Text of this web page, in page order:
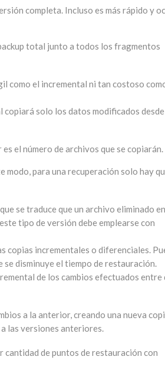
completa. Incluso es más rápido y
total junto a todos los fragmentos
como el incremental ni tan costoso
copiará solo los datos modificados
el número de archivos que se copiarán.
modo, para una recuperación solo hay
se traduce que un archivo eliminado
tipo de versión debe emplearse con
copias incrementales o diferenciales.
disminuye el tiempo de restauración.
de los cambios efectuados entre
a la anterior, creando una nueva
las versiones anteriores.
cantidad de puntos de restauración con